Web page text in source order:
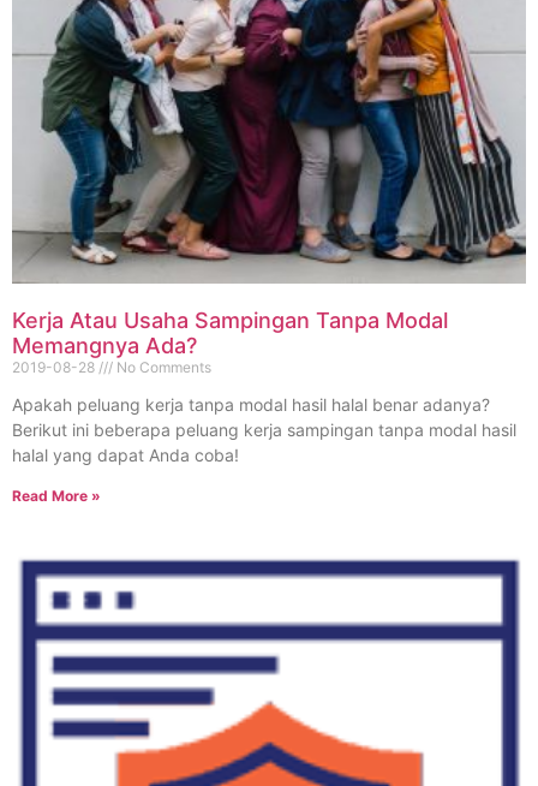
Kerja Atau Usaha Sampingan Tanpa Modal
Memangnya Ada?
2019-08-28 No Comments
Apakah peluang kerja tanpa modal hasil halal benar adanya?
Berikut ini beberapa peluang kerja sampingan tanpa modal hasil
halal yang dapat Anda coba!
Read More »